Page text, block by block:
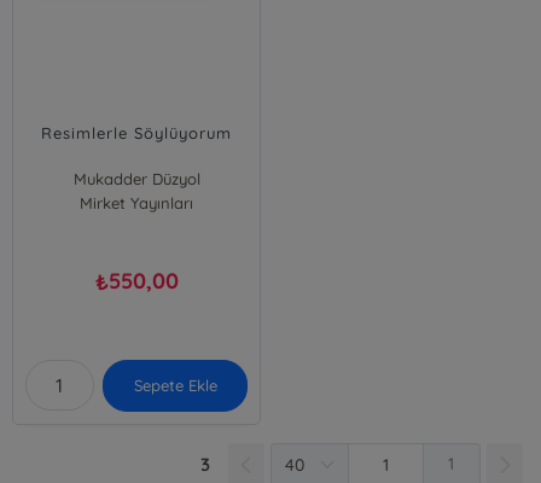
Resimlerle Söylüyorum
Mukadder Düzyol
Özlem Akgün Bilgili
Mirket Yayınları
₺550,00
Sepete Ekle
3 1